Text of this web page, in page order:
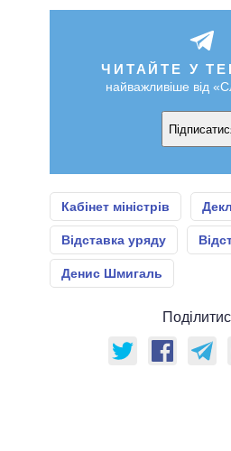
ЧИТАЙТЕ У
найважливіше від
Кабінет міністрів
Відставка уряду
Денис Шмигаль